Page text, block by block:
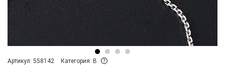
Артикул: 558142 Категория: B